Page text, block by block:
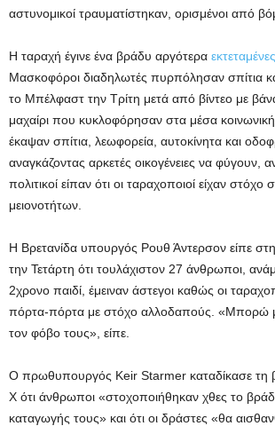
αστυνομικοί τραυματίστηκαν, ορισμένοι από
Η ταραχή έγινε ένα βράδυ αργότερα
Μασκοφόροι διαδηλωτές πυρπόλησαν σπίτια
το Μπέλφαστ την Τρίτη μετά από βίντεο με
μαχαίρι που κυκλοφόρησαν στα μέσα
έκαψαν σπίτια, λεωφορεία, αυτοκίνητα και
αναγκάζοντας αρκετές οικογένειες να φύγουν,
πολιτικοί είπαν ότι οι ταραχοποιοί είχαν στόχο
μειονοτήτων.
Η Βρετανίδα υπουργός Ρουθ Άντερσον είπε
την Τετάρτη ότι τουλάχιστον 27 άνθρωποι,
2χρονο παιδί, έμειναν άστεγοι καθώς οι
πόρτα-πόρτα με στόχο αλλοδαπούς. «Μπορώ
τον φόβο τους», είπε.
Ο πρωθυπουργός Keir Starmer καταδίκασε τη
X ότι άνθρωποι «στοχοποιήθηκαν χθες το
καταγωγής τους» και ότι οι δράστες «θα